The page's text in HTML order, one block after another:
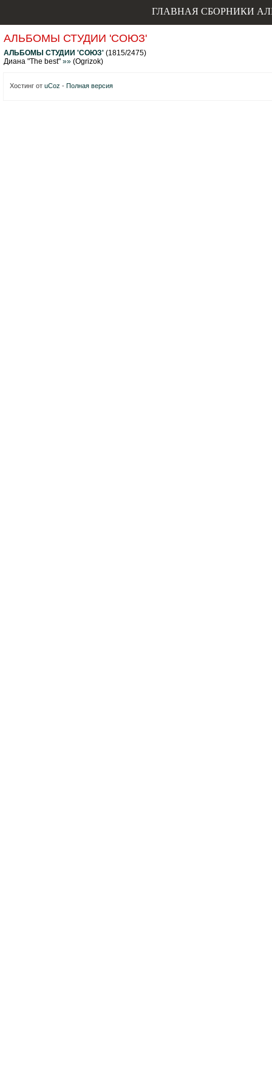
ГЛАВНАЯ СБОРНИКИ
АЛЬБОМЫ СТУДИИ 'СОЮЗ'
АЛЬБОМЫ СТУДИИ 'СОЮЗ' (1815/2475)
Диана "The best" »» (Ogrizok)
Хостинг от uCoz - Полная версия